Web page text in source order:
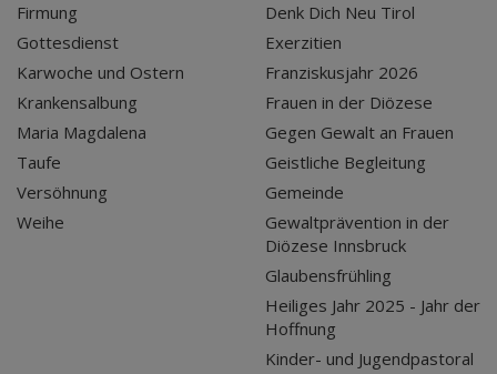
Firmung
Gottesdienst
Karwoche und Ostern
Krankensalbung
Maria Magdalena
Taufe
Versöhnung
Weihe
Denk Dich Neu Tirol
Exerzitien
Franziskusjahr 2026
Frauen in der Diözese
Gegen Gewalt an Frauen
Geistliche Begleitung
Gemeinde
Gewaltprävention in der
Diözese Innsbruck
Glaubensfrühling
Heiliges Jahr 2025 - Jahr der
Hoffnung
Kinder- und Jugendpastoral